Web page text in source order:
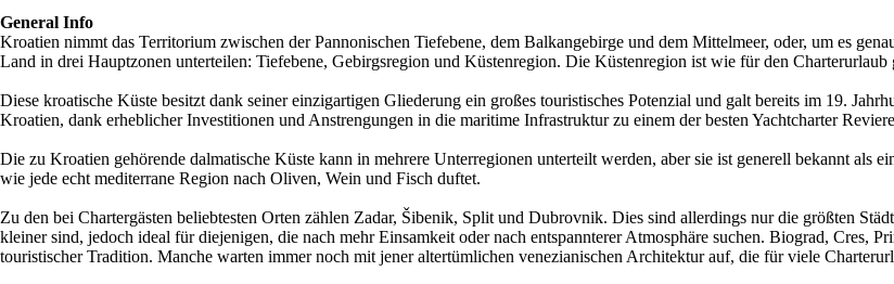
General Info
Kroatien nimmt das Territorium zwischen der Pannonischen Tiefebene, dem Balkangebirge und dem Mittelmeer, oder, um es
Land in drei Hauptzonen unterteilen: Tiefebene, Gebirgsregion und Küstenregion. Die Küstenregion ist wie für den Charterurlaub
Diese kroatische Küste besitzt dank seiner einzigartigen Gliederung ein großes touristisches Potenzial und galt bereits im 19.
Kroatien, dank erheblicher Investitionen und Anstrengungen in die maritime Infrastruktur zu einem der besten Yachtcharter
Die zu Kroatien gehörende dalmatische Küste kann in mehrere Unterregionen unterteilt werden, aber sie ist generell bekannt als
wie jede echt mediterrane Region nach Oliven, Wein und Fisch duftet.
Zu den bei Chartergästen beliebtesten Orten zählen Zadar, Šibenik, Split und Dubrovnik. Dies sind allerdings nur die größten
kleiner sind, jedoch ideal für diejenigen, die nach mehr Einsamkeit oder nach entspannterer Atmosphäre suchen. Biograd, Cres,
touristischer Tradition. Manche warten immer noch mit jener altertümlichen venezianischen Architektur auf, die für viele